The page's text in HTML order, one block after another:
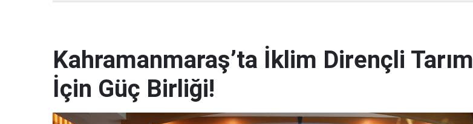
Kahramanmaraş’ta İklim Dirençli Tarım
İçin Güç Birliği!